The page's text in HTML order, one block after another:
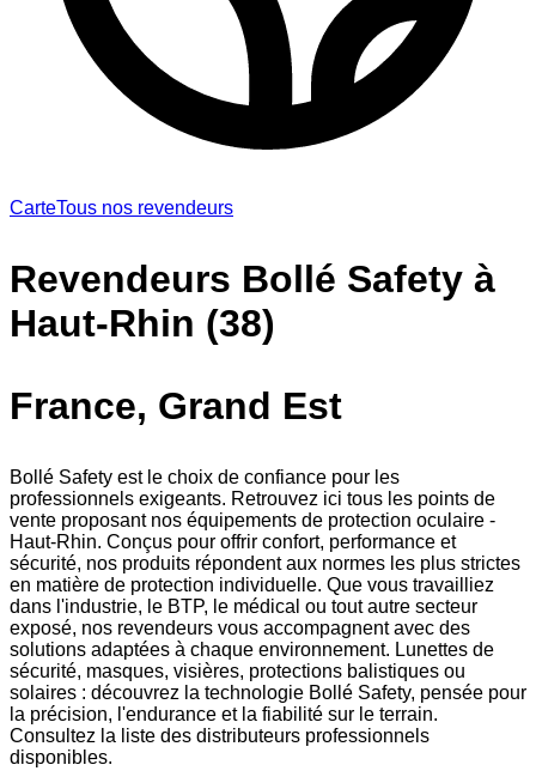
CarteTous nos revendeurs
Revendeurs Bollé Safety à
Haut-Rhin (38)
France, Grand Est
Bollé Safety est le choix de confiance pour les
professionnels exigeants. Retrouvez ici tous les points de
vente proposant nos équipements de protection oculaire -
Haut-Rhin. Conçus pour offrir confort, performance et
sécurité, nos produits répondent aux normes les plus strictes
en matière de protection individuelle. Que vous travailliez
dans l'industrie, le BTP, le médical ou tout autre secteur
exposé, nos revendeurs vous accompagnent avec des
solutions adaptées à chaque environnement. Lunettes de
sécurité, masques, visières, protections balistiques ou
solaires : découvrez la technologie Bollé Safety, pensée pour
la précision, l'endurance et la fiabilité sur le terrain.
Consultez la liste des distributeurs professionnels
disponibles.